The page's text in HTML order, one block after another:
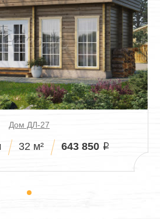
Дом ДЛ-27
32 м² 643 850 i